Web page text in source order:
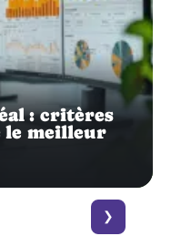
: critères
le meilleur